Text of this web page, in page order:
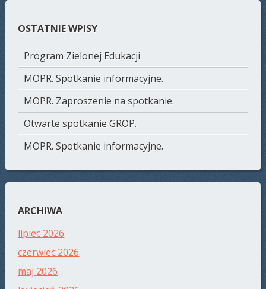
OSTATNIE WPISY
Program Zielonej Edukacji
MOPR. Spotkanie informacyjne.
MOPR. Zaproszenie na spotkanie.
Otwarte spotkanie GROP.
MOPR. Spotkanie informacyjne.
ARCHIWA
lipiec 2026
czerwiec 2026
maj 2026